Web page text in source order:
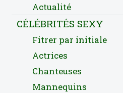
Actualité
CÉLÉBRITÉS SEXY
Fitrer par initiale
Actrices
Chanteuses
Mannequins